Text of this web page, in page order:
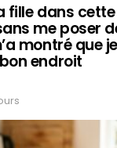
fille dans
me poser
montré que
endroit